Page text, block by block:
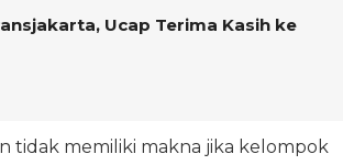
Ucap Terima Kasih ke
tidak memiliki makna jika kelompok